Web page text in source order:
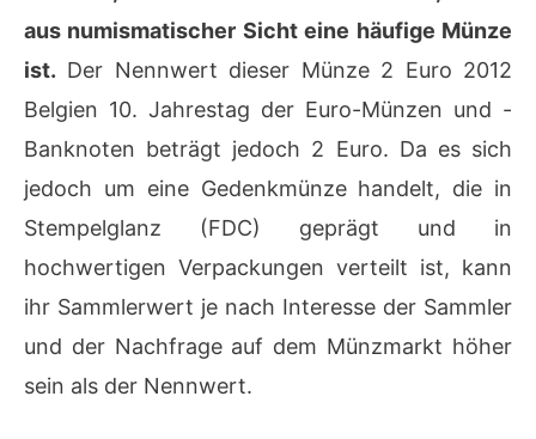
aus numismatischer Sicht eine häufige Münze
ist. Der Nennwert dieser Münze 2 Euro 2012
Belgien 10. Jahrestag der Euro-Münzen und -
Banknoten beträgt jedoch 2 Euro. Da es sich
jedoch um eine Gedenkmünze handelt, die in
Stempelglanz (FDC) geprägt und in
hochwertigen Verpackungen verteilt ist, kann
ihr Sammlerwert je nach Interesse der Sammler
und der Nachfrage auf dem Münzmarkt höher
sein als der Nennwert.